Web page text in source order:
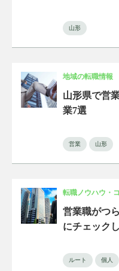
山形
地域の転職情報
山形県で営
業7選
営業 山形
転職ノウハウ・
営業職がつ
にチェック
ルート 個人